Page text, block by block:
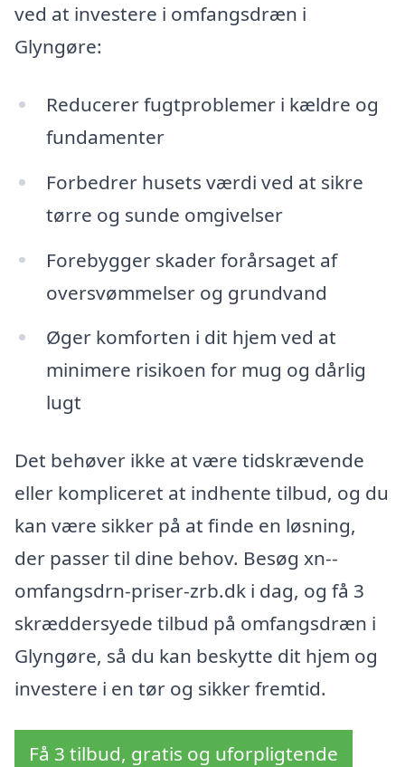
ved at investere i omfangsdræn i
Glyngøre:
Reducerer fugtproblemer i kældre og
fundamenter
Forbedrer husets værdi ved at sikre
tørre og sunde omgivelser
Forebygger skader forårsaget af
oversvømmelser og grundvand
Øger komforten i dit hjem ved at
minimere risikoen for mug og dårlig
lugt
Det behøver ikke at være tidskrævende
eller kompliceret at indhente tilbud, og du
kan være sikker på at finde en løsning,
der passer til dine behov. Besøg xn--
omfangsdrn-priser-zrb.dk i dag, og få 3
skræddersyede tilbud på omfangsdræn i
Glyngøre, så du kan beskytte dit hjem og
investere i en tør og sikker fremtid.
Få 3 tilbud, gratis og uforpligtende